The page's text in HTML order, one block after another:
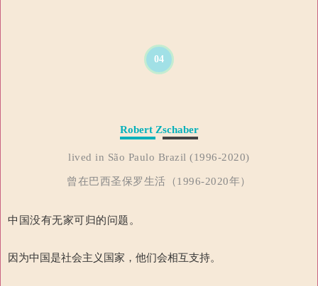
04
Robert Zschaber
lived in São Paulo Brazil (1996-2020)
曾在巴西圣保罗生活（1996-2020年）
中国没有无家可归的问题。
因为中国是社会主义国家，他们会相互支持。